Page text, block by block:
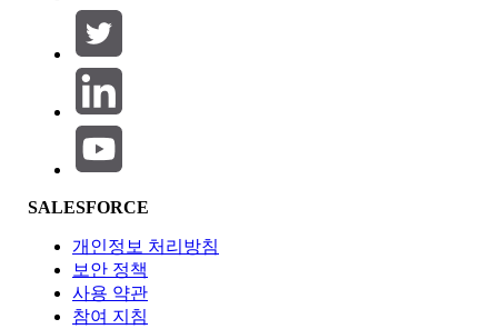
필터 선택
제품 영역
기능 영향
SALESFORCE
개인정보 처리방침
보안 정책
사용 약관
참여 지침